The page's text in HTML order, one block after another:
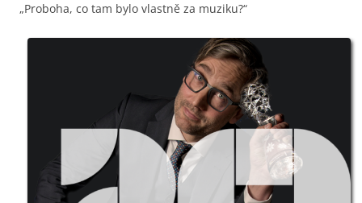
„Proboha, co tam bylo vlastně za muziku?“